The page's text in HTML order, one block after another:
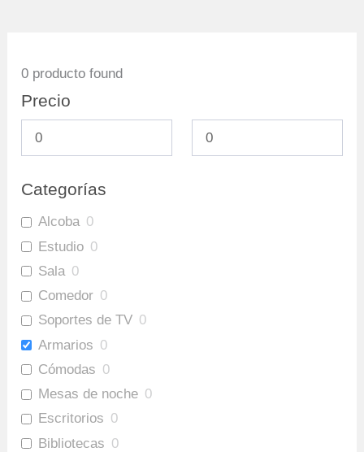
0 producto found
Precio
Categorías
Alcoba 0
Estudio 0
Sala 0
Comedor 0
Soportes de TV 0
Armarios 0
Cómodas 0
Mesas de noche 0
Escritorios 0
Bibliotecas 0